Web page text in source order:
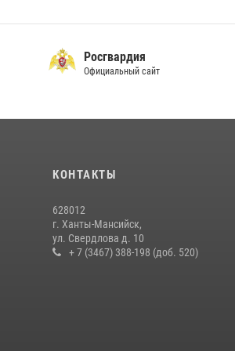
Росгвардия
Официальный сайт
КОНТАКТЫ
628012
г. Ханты-Мансийск,
ул. Свердлова д. 10
+ 7 (3467) 388-198 (доб. 520)